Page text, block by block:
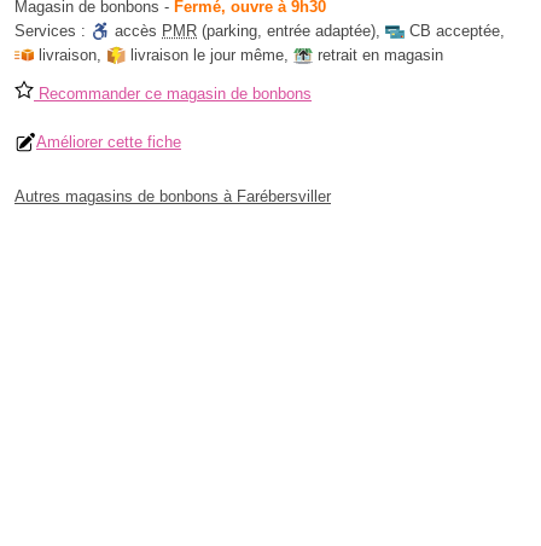
Magasin de bonbons - Fermé, ouvre à 9h30
Services :
accès PMR (parking, entrée adaptée), CB acceptée,
livraison, livraison le jour même, retrait en magasin
Recommander ce magasin de bonbons
Améliorer cette fiche
Autres magasins de bonbons à Farébersviller